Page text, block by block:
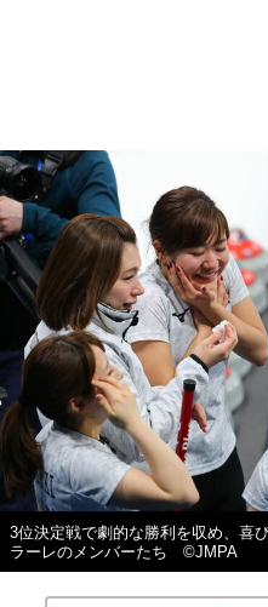
3位決定戦で劇的な勝利を収め、喜
ラーレのメンバーたち ©️JMPA